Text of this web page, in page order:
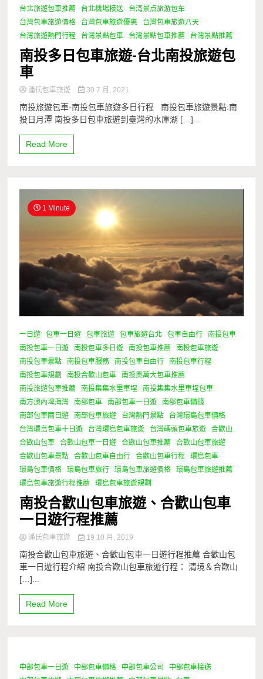
台北旅遊包車推薦
台北機場接送
台湾景点旅游包车
台灣包車旅遊價格
台灣包車旅遊優惠
台灣包車旅遊八天
台灣旅遊熱門行程
台灣景點包車 台灣景點包車推薦 台灣景點推薦
南投多日包車旅遊-台北南投旅遊包
車
潘氏包車旅遊 30 7 月, 2021
南投旅遊包車-南投包車旅遊多日行程 南投包車旅遊景點:南
投日月潭 南投多日包車旅遊到臺灣的水庫湖 […]...
Read More
1 Minute
一日遊 包車一日遊 包車旅遊 包車旅遊台北 包車自由行
南投包車
南投包車一日遊
南投包車多日遊 南投包車推薦
南投包車旅遊
南投包車景點
南投包車服務 南投包車自由行
南投包車行程
南投包車規劃
南投合歡山包車
南投奧萬大包車推薦
南投旅遊包車推薦
南投集集水里車埕
南投集集水里車埕包車
南方澳內埤海灣
南部包車 南部包車一日遊
南部包車價錢
南部包車兩日遊
南部包車旅遊 台灣熱門景點
台灣環島包車價格
台灣環島包車十日遊
台灣環島包車旅遊 台灣碼頭包車旅遊
合歡山
合歡山包車
合歡山包車一日遊 合歡山包車推薦
合歡山包車旅遊
合歡山包車景點
合歡山包車自由行 合歡山包車行程
環島包車
環島包車價格
環島包車旅行 環島包車旅遊價格
環島包車旅遊推薦
環島包車旅遊行程推薦
環島包車旅遊規劃
南投合歡山包車旅遊、合歡山包車
一日遊行程推薦
潘氏包車旅遊 19 10 月, 2019
南投合歡山包車旅遊、合歡山包車一日遊行程推薦 合歡山包
車一日遊行程介紹 南投合歡山包車旅遊行程： 清境＆合歡山
[…]...
Read More
0 Minutes
中部包車一日遊 中部包車價格 中部包車公司
中部包車接送